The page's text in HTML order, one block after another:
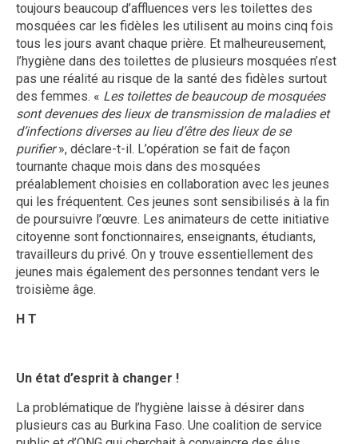
toujours beaucoup d’affluences vers les toilettes des
mosquées car les fidèles les utilisent au moins cinq fois
tous les jours avant chaque prière. Et malheureusement,
l’hygiène dans des toilettes de plusieurs mosquées n’est
pas une réalité au risque de la santé des fidèles surtout
des femmes. « Les toilettes de beaucoup de mosquées
sont devenues des lieux de transmission de maladies et
d’infections diverses au lieu d’être des lieux de se
purifier», déclare-t-il. L’opération se fait de façon
tournante chaque mois dans des mosquées
préalablement choisies en collaboration avec les jeunes
qui les fréquentent. Ces jeunes sont sensibilisés à la fin
de poursuivre l’œuvre. Les animateurs de cette initiative
citoyenne sont fonctionnaires, enseignants, étudiants,
travailleurs du privé. On y trouve essentiellement des
jeunes mais également des personnes tendant vers le
troisième âge.
H T
Un état d’esprit à changer !
La problématique de l’hygiène laisse à désirer dans
plusieurs cas au Burkina Faso. Une coalition de service